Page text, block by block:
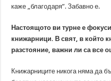
каже „благодаря”. Забавно е.
Настоящото ви турне е
книжарници. В свят, в който
разстояние, важни ли са все
Книжарниците никога няма да